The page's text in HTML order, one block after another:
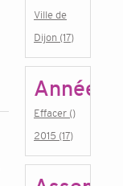
Ville de
Dijon (17)
Année
Effacer ()
2015 (17)